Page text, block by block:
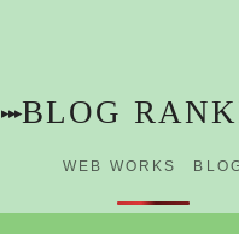
▸▸▸BLOG
WEB WORKS